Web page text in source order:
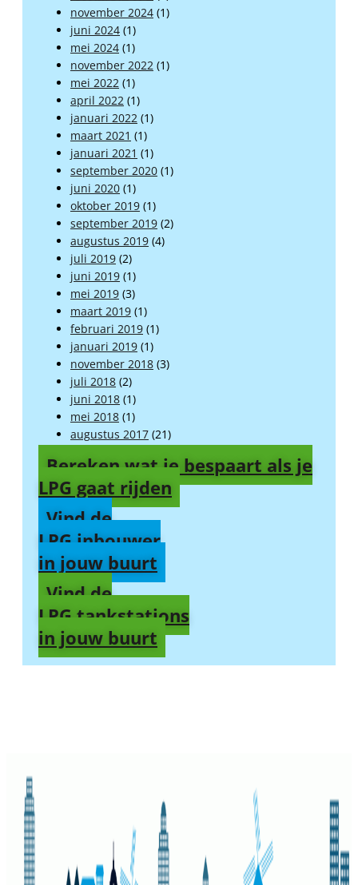
november 2024 (1)
juni 2024 (1)
mei 2024 (1)
november 2022 (1)
mei 2022 (1)
april 2022 (1)
januari 2022 (1)
maart 2021 (1)
januari 2021 (1)
september 2020 (1)
juni 2020 (1)
oktober 2019 (1)
september 2019 (2)
augustus 2019 (4)
juli 2019 (2)
juni 2019 (1)
mei 2019 (3)
maart 2019 (1)
februari 2019 (1)
januari 2019 (1)
november 2018 (3)
juli 2018 (2)
juni 2018 (1)
mei 2018 (1)
augustus 2017 (21)
Bereken wat je bespaart als je
LPG gaat rijden
Vind de
LPG inbouwer
in jouw buurt
Vind de
LPG tankstations
in jouw buurt